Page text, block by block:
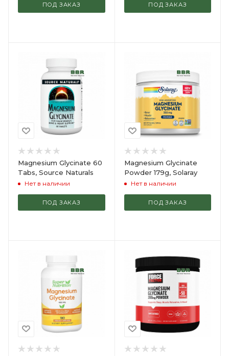
ПОД ЗАКАЗ ПОД ЗАКАЗ
Magnesium Glycinate 60
Tabs, Source Naturals
Нет в наличии
ПОД ЗАКАЗ
Magnesium Glycinate
Powder 179g, Solaray
Нет в наличии
ПОД ЗАКАЗ